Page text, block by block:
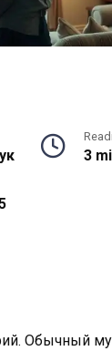
3
Обычный